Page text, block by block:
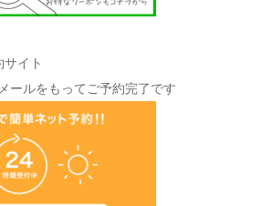
イト
ールをもってご予約完了です